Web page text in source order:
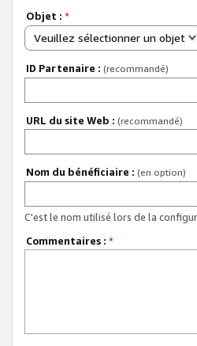
Objet : *
Veuillez sélectionner un objet
ID Partenaire : (recommandé)
URL du site Web : (recommandé)
Nom du bénéficiaire : (en option)
C'est le nom utilisé lors de la
Commentaires : *